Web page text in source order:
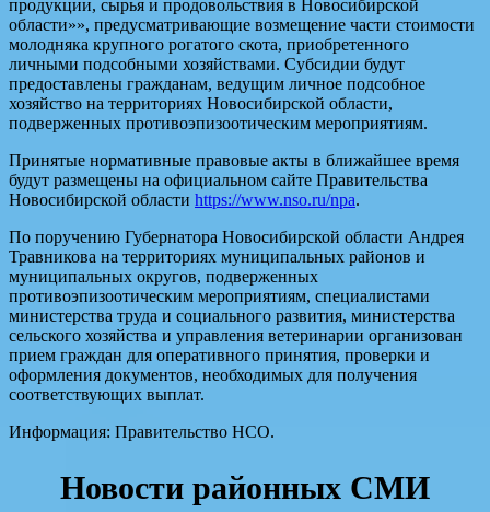
продукции, сырья и продовольствия в Новосибирской
области»», предусматривающие возмещение части стоимости
молодняка крупного рогатого скота, приобретенного
личными подсобными хозяйствами. Субсидии будут
предоставлены гражданам, ведущим личное подсобное
хозяйство на территориях Новосибирской области,
подверженных противоэпизоотическим мероприятиям.
Принятые нормативные правовые акты в ближайшее время
будут размещены на официальном сайте Правительства
Новосибирской области https://www.nso.ru/npa.
По поручению Губернатора Новосибирской области Андрея
Травникова на территориях муниципальных районов и
муниципальных округов, подверженных
противоэпизоотическим мероприятиям, специалистами
министерства труда и социального развития, министерства
сельского хозяйства и управления ветеринарии организован
прием граждан для оперативного принятия, проверки и
оформления документов, необходимых для получения
соответствующих выплат.
Информация: Правительство НСО.